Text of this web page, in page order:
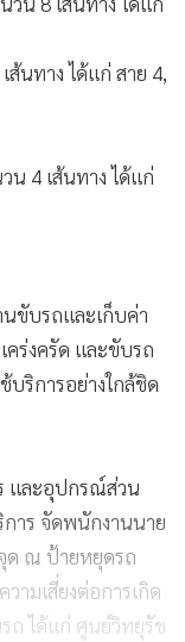
ส้นทาง ได้แก่ สาย 4,
น 4 เส้นทาง ได้แก่
ขับรถและเก็บค่า
คร่งครัด และขับรถ
บริการอย่างใกล้ชิด
และอุปกรณ์ส่วน
าร จัดพนักงานนาย
ด ณ ป้ายหยุดรถ
ามเสี่ยงต่อการเกิด
ถ ได้แก่ ศูนย์วิทยุรัช